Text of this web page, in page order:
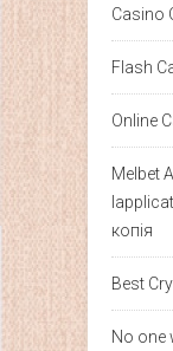
Casino
Flash
Online
Melbet
копія
Best
No one